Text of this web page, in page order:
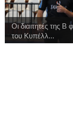
Οι διαιτητές της Β
του Κυπέλλ...